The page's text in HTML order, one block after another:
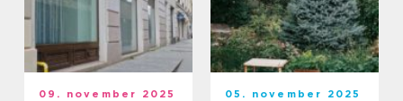
09. november 2025 05. november 2025